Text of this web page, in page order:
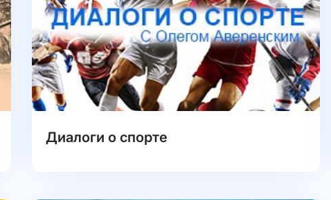
Диалоги о спорте